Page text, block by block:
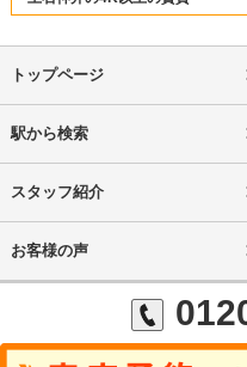
トップページ
駅から検索
スタッフ紹介
お客様の声